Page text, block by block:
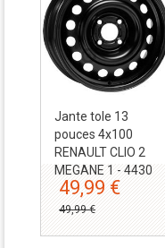
Jante tole 13
pouces 4x100
RENAULT CLIO 2
MEGANE 1 - 4430
49,99 €
49,99 €